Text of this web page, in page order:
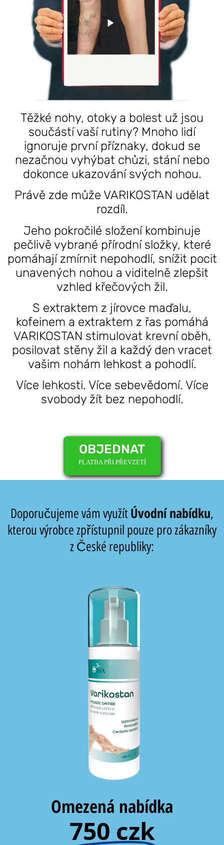
Těžké nohy, otoky a bolest už jsou
součástí vaší rutiny? Mnoho lidí
ignoruje první příznaky, dokud se
nezačnou vyhýbat chůzi, stání nebo
dokonce ukazování svých nohou.
Právě zde může VARIKOSTAN udělat
rozdíl.
Jeho pokročilé složení kombinuje
pečlivě vybrané přírodní složky, které
pomáhají zmírnit nepohodlí, snížit pocit
unavených nohou a viditelně zlepšit
vzhled křečových žil.
S extraktem z jírovce maďalu,
kofeinem a extraktem z řas pomáhá
VARIKOSTAN stimulovat krevní oběh,
posilovat stěny žil a každý den vracet
vašim nohám lehkost a pohodlí.
Více lehkosti. Více sebevědomí. Více
svobody žít bez nepohodlí.
OBJEDNAT
PLATBA PŘI PŘEVZETÍ
Doporučujeme vám využítÚvodní nabídku,
kterou výrobce zpřístupnil pouze pro zákazníky
z České republiky:
Omezená nabídka
750 czk